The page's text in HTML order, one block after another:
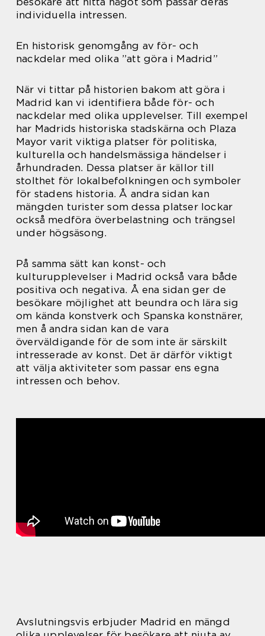
individuella intressen.
En historisk genomgång av för- och
nackdelar med olika ”att göra i Madrid”
När vi tittar på historien bakom att göra i
Madrid kan vi identifiera både för- och
nackdelar med olika upplevelser. Till exempel
har Madrids historiska stadskärna och Plaza
Mayor varit viktiga platser för politiska,
kulturella och handelsmässiga händelser i
århundraden. Dessa platser är källor till
stolthet för lokalbefolkningen och symboler
för stadens historia. Å andra sidan kan
mängden turister som dessa platser lockar
också medföra överbelastning och trängsel
under högsäsong.
På samma sätt kan konst- och
kulturupplevelser i Madrid också vara både
positiva och negativa. Å ena sidan ger de
besökare möjlighet att beundra och lära sig
om kända konstverk och Spanska konstnärer,
men å andra sidan kan de vara
överväldigande för de som inte är särskilt
intresserade av konst. Det är därför viktigt
att välja aktiviteter som passar ens egna
intressen och behov.
Avslutningsvis erbjuder Madrid en mängd